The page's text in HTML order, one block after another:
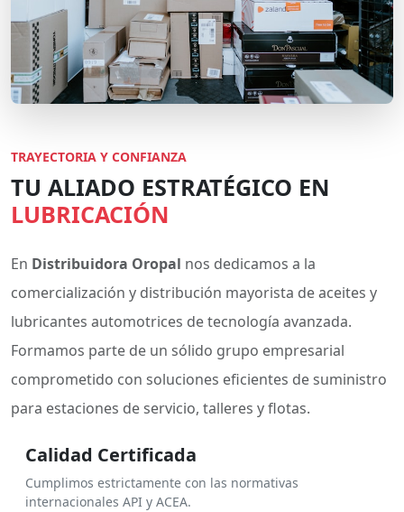
TRAYECTORIA Y CONFIANZA
TU ALIADO ESTRATÉGICO EN
LUBRICACIÓN
En Distribuidora Oropal nos dedicamos a la
comercialización y distribución mayorista de aceites y
lubricantes automotrices de tecnología avanzada.
Formamos parte de un sólido grupo empresarial
comprometido con soluciones eficientes de suministro
para estaciones de servicio, talleres y flotas.
Calidad Certificada
Cumplimos estrictamente con las normativas
internacionales API y ACEA.